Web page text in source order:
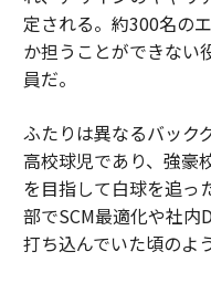
定される。約300名の
か担うことができない
員だ。
ふたりは異なるバック
高校球児であり、強豪
を目指して白球を追っ
部でSCM最適化や社内
打ち込んでいた頃のよ